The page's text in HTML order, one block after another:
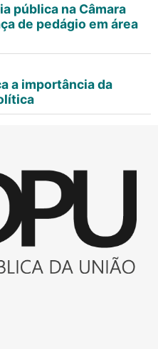
pública na Câmara
de pedágio em área
a importância da